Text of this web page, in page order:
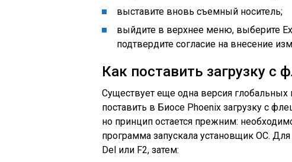
выставите вновь съемный носитель;
выйдите в верхнее меню, выберите
подтвердите согласие на внесение
Как поставить загрузку с
Существует еще одна версия
поставить в Биосе Phoenix загрузку с
но принцип остается прежним:
программа запускала установщик ОС.
Del или F2, затем: